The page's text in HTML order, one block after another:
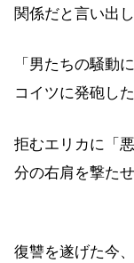
関係だと言い出し
「男たちの騒動
コイツに発砲し
拒むエリカに「
分の右肩を撃たせ
復讐を遂げた今